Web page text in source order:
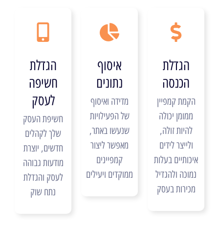
הגדלת
הכנסה
הקמת קמפיין
ממומן יכולה
להיות זולה,
ולייצר לידים
איכותיים בעלות
נמוכה ולהגדיל
מכירות בעסק
איסוף
נתונים
מדידה ואיסוף
של הפעילויות
שנעשו באתר,
מאפשר ליצור
קמפיינים
ממוקדים ויעילים
הגדלת
חשיפה
לעסק
חשיפת העסק
שלך לקהלים
חדשים, יוצרת
מודעות גבוהה
לעסק והגדלת
נתח שוק